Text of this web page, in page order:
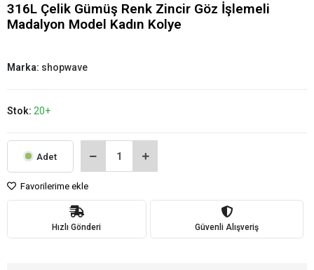
316L Çelik Gümüş Renk Zincir Göz İşlemeli
Madalyon Model Kadın Kolye
Marka: shopwave
Stok: 20+
Adet
Favorilerime ekle
Hızlı Gönderi Güvenli Alışveriş